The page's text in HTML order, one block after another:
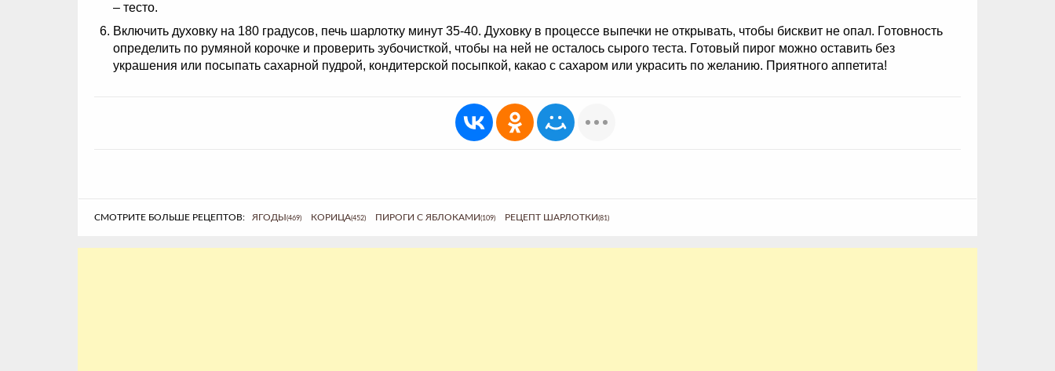
– тесто.
Включить духовку на 180 градусов, печь шарлотку минут 35-40. Духовку в процессе выпечки не открывать, чтобы бисквит не опал. Готовность
определить по румяной корочке и проверить зубочисткой, чтобы на ней не осталось сырого теста. Готовый пирог можно оставить без
украшения или посыпать сахарной пудрой, кондитерской посыпкой, какао с сахаром или украсить по желанию. Приятного аппетита!
СМОТРИТЕ БОЛЬШЕ РЕЦЕПТОВ: ЯГОДЫ (469) КОРИЦА(452) ПИРОГИ С ЯБЛОКАМИ (109) РЕЦЕПТ ШАРЛОТКИ (81)